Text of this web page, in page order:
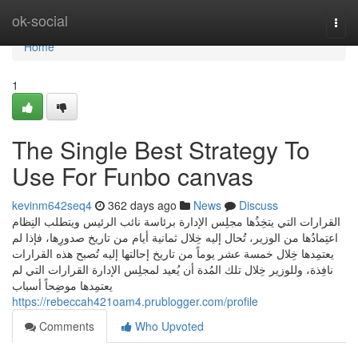
ok-social
Home
Home
1
The Single Best Strategy To
Use For Funbo canvas
kevinm642seq4 362 days ago News
Discuss
القرارات التي يتخِذُها مجلِس الإدارة برئاسة نائب الرئيس ويتطلب النِظام
اعتِمادُها من الوزير، تُحال إليه خِلال ثمانية أيام من تاريخ صدورِها، فإذا لم
يعتمِدها خِلال خمسة عشر يوماً من تاريخ إحالتها إليه تُصبح هذه القرارات
نافِذة، وللوزير خِلال تلك المُدة أن يُعيد لمجلِس الإدارة القرارات التي لم
يعتمِدها موضِحاً أسباب
https://rebeccah421oam4.prublogger.com/profile
Comments
Who Upvoted